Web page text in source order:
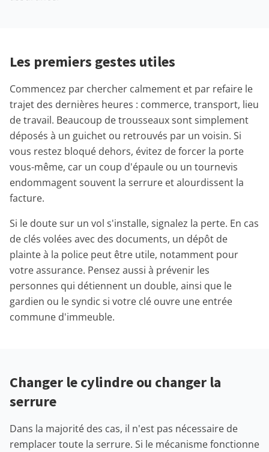
Les premiers gestes utiles
Commencez par chercher calmement et par refaire le
trajet des dernières heures : commerce, transport, lieu
de travail. Beaucoup de trousseaux sont simplement
déposés à un guichet ou retrouvés par un voisin. Si
vous restez bloqué dehors, évitez de forcer la porte
vous-même, car un coup d'épaule ou un tournevis
endommagent souvent la serrure et alourdissent la
facture.
Si le doute sur un vol s'installe, signalez la perte. En cas
de clés volées avec des documents, un dépôt de
plainte à la police peut être utile, notamment pour
votre assurance. Pensez aussi à prévenir les
personnes qui détiennent un double, ainsi que le
gardien ou le syndic si votre clé ouvre une entrée
commune d'immeuble.
Changer le cylindre ou changer la
serrure
Dans la majorité des cas, il n'est pas nécessaire de
remplacer toute la serrure. Si le mécanisme fonctionne